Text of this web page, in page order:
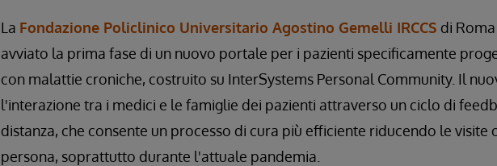
La Fondazione Policlinico Universitario Agostino Gemelli IRCCS di
avviato la prima fase di un nuovo portale per i pazienti specificamente
con malattie croniche, costruito su InterSystems Personal Community. Il
l'interazione tra i medici e le famiglie dei pazienti attraverso un ciclo di
distanza, che consente un processo di cura più efficiente riducendo le visite
persona, soprattutto durante l'attuale pandemia.